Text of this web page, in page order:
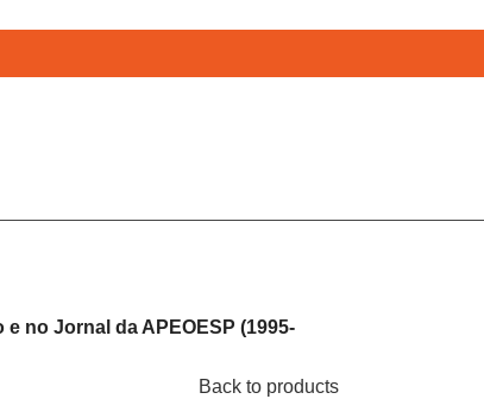
no Jornal da APEOESP (1995-
Back to products